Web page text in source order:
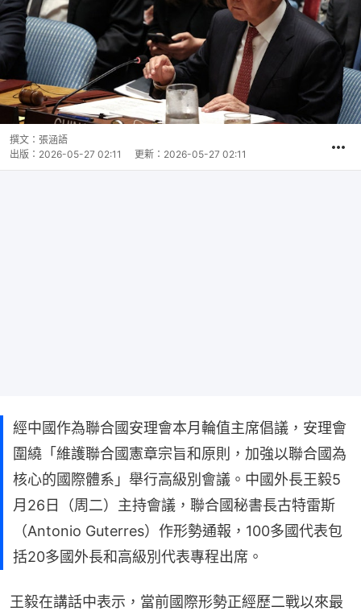
撰文： 張涵語
出版： 2026-05-27 02:11 更新： 2026-05-27 02:11
經中國作為聯合國安理會本月輪值主席倡議，安理會
圍繞「維護聯合國憲章宗旨和原則，加強以聯合國為
核心的國際體系」舉行高級別會議。中國外長王毅5
月26日（周二）主持會議，聯合國秘書長古特雷斯
（Antonio Guterres）作形勢通報，100多國代表包
括20多國外長和高級別代表專程出席。
王毅在講話中表示，當前國際形勢正經歷二戰以來最